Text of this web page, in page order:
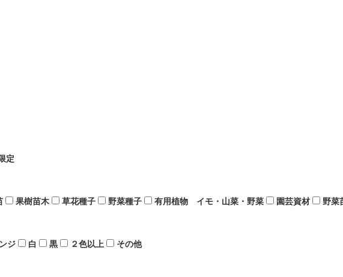
定
果樹苗木 草花種子 野菜種子 有用植物 イモ・山菜・野菜 園芸資材 野菜
ジ 白 黒 ２色以上 その他